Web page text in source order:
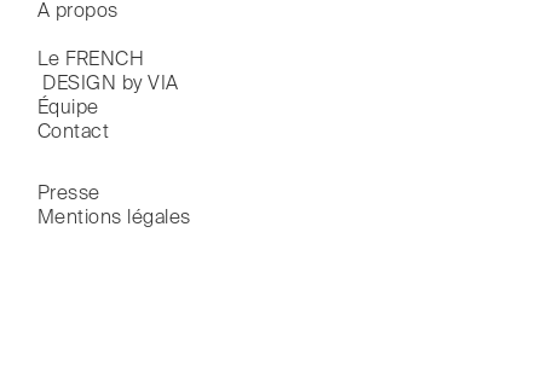
A propos
Le FRENCH
DESIGN by VIA
Équipe
Contact
Presse
Mentions légales